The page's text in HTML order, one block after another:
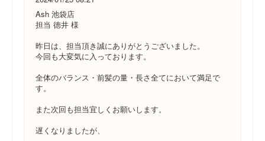
Ash 池袋店
担当 徳井 様
昨日は、担当頂き誠にありがとうございました。
今回も大変気に入っております。
全体のバランス・前髪の量・長さ全てにおいて満足で
す。
また次回も担当宜しくお願いします。
遅くなりましたが、